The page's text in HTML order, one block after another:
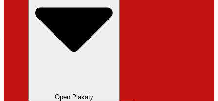
Open Plakaty